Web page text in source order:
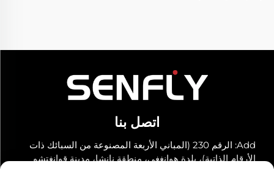
اتصل بنا
Add: الرقم 230 (المباني الأربعة المصنوعة من السبائك ذات
الأرقام الذاتية)، بلدة هوانغغي، منطقة نانشا، مدينة قوانغتشو